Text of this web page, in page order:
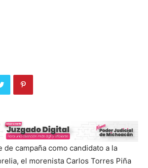
de campaña como candidato a la
el morenista Carlos Torres Piña